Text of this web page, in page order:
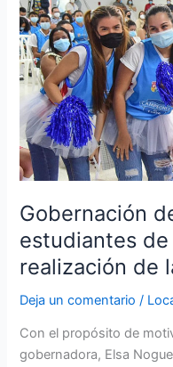
Gobernación
estudiantes de
realización de
Deja un comentario /
Con el propósito de
gobernadora, Elsa
del
Atlántico
apoya
a
estudiantes
de
11
para
la
realización
de
las
pruebas